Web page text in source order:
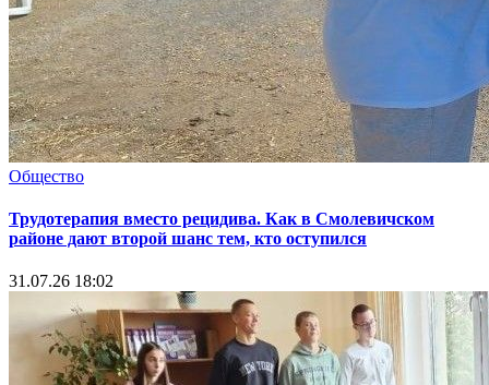
Общество
Трудотерапия вместо рецидива. Как в Смолевичском
районе дают второй шанс тем, кто оступился
31.07.26 18:02